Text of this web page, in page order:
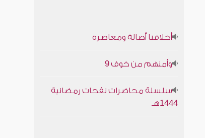
أخلاقنا أصالة ومعاصرة
وأمنهم من خوف 9
سلسلة محاضرات نفحات رمضانية
1444هـ